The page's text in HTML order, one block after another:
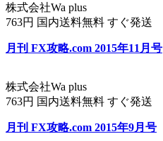
株式会社Wa plus
763円 国内送料無料 すぐ発送
月刊 FX攻略.com 2015年11月号
株式会社Wa plus
763円 国内送料無料 すぐ発送
月刊 FX攻略.com 2015年9月号